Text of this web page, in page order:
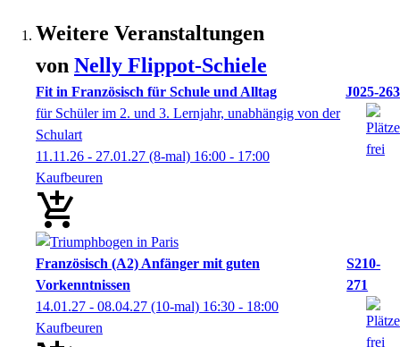
Weitere Veranstaltungen
von Nelly Flippot-Schiele
Fit in Französisch für Schule und Alltag
J025-263
für Schüler im 2. und 3. Lernjahr, unabhängig von der
Schulart
11.11.26 - 27.01.27 (8-mal) 16:00 - 17:00
Kaufbeuren
Französisch (A2) Anfänger mit guten
Vorkenntnissen
S210-
271
14.01.27 - 08.04.27 (10-mal) 16:30 - 18:00
Kaufbeuren